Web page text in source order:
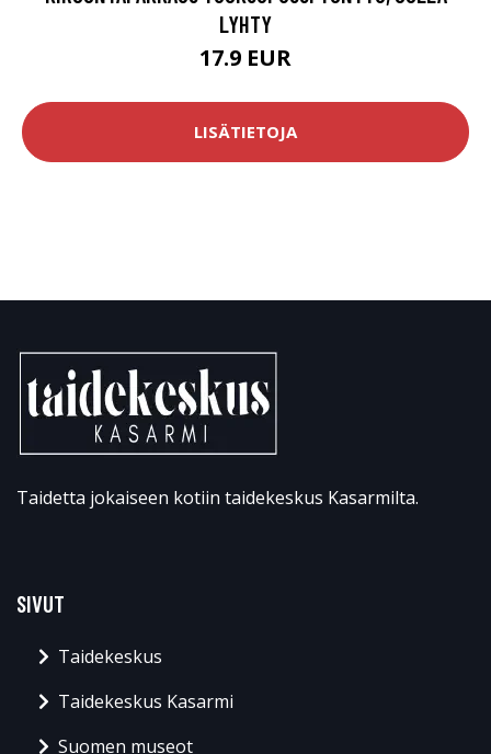
LYHTY
17.9 EUR
LISÄTIETOJA
Taidetta jokaiseen kotiin taidekeskus Kasarmilta.
SIVUT
Taidekeskus
Taidekeskus Kasarmi
Suomen museot